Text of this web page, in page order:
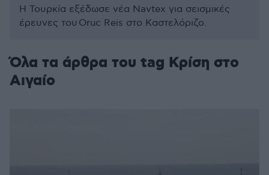
Η Τουρκία εξέδωσε νέα Navtex για σεισμικές
έρευνες του Oruc Reis στο Καστελόριζο.
Όλα τα άρθρα του tag Κρίση στο
Αιγαίο